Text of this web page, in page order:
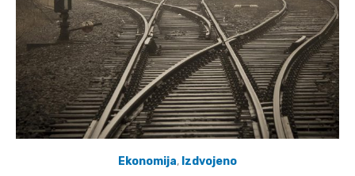
Ekonomija, Izdvojeno